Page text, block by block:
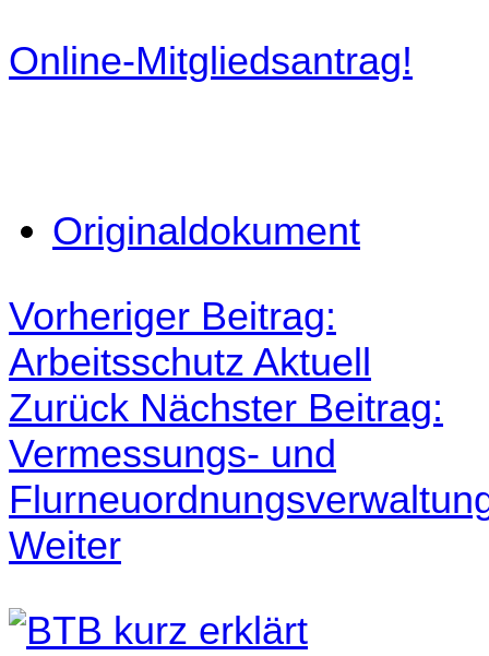
Online-Mitgliedsantrag!
Originaldokument
Vorheriger Beitrag:
Arbeitsschutz Aktuell
Zurück Nächster Beitrag:
Vermessungs- und
Weiter